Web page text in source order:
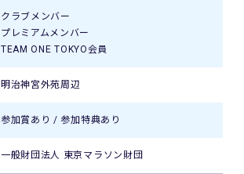
クラブメンバー
プレミアムメンバー
TEAM ONE TOKYO会員
明治神宮外苑周辺
参加賞あり / 参加特典あり
一般財団法人 東京マラソン財団